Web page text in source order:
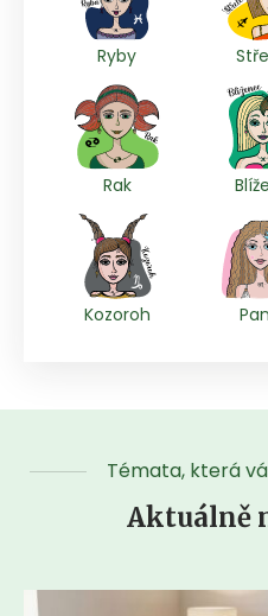
Ryby
Rak
Kozoroh
Témata, která
Aktuálně